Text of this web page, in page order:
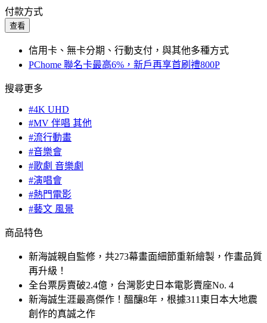
付款方式
查看
信用卡、無卡分期、行動支付，與其他多種方式
PChome 聯名卡最高6%，新戶再享首刷禮800P
搜尋更多
#4K UHD
#MV 伴唱 其他
#流行動畫
#音樂會
#歌劇 音樂劇
#演唱會
#熱門電影
#藝文 風景
商品特色
新海誠親自監修，共273幕畫面細節重新繪製，作畫品質
再升級！
全台票房賣破2.4億，台灣影史日本電影賣座No. 4
新海誠生涯最高傑作！醞釀8年，根據311東日本大地震
創作的真誠之作